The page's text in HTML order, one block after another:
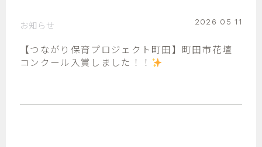
お知らせ
【つながり保育プロジェクト町田】町田市花壇
コンクール入賞しました！！
2026 05 11